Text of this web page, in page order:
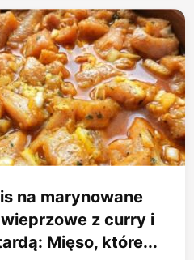
na marynowane
z curry i
Mięso, które...